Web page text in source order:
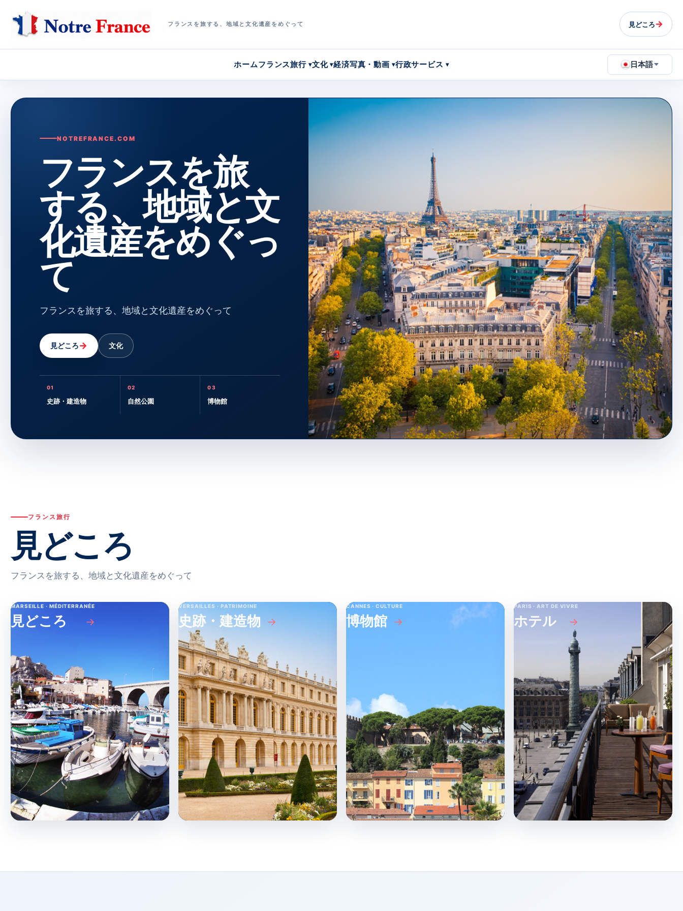
フランスを旅する、地域と文化遺産をめぐって 見どころ→
ホームフランス旅行 文化 経済写真・動画 行政サービス 日本語
NOTREFRANCE.COM
フランスを旅
する、地域と文
化遺産をめぐっ
て
フランスを旅する、地域と文化遺産をめぐって
見どころ→ 文化
01
史跡・建造物
02
自然公園
03
博物館
フランス旅行
見どころ
フランスを旅する、地域と文化遺産をめぐって
MARSEILLE · MÉDITERRANÉE
見どころ →
VERSAILLES · PATRIMOINE
史跡・建造物 →
CANNES · CULTURE
博物館 →
PARIS · ART DE VIVRE
ホテル →